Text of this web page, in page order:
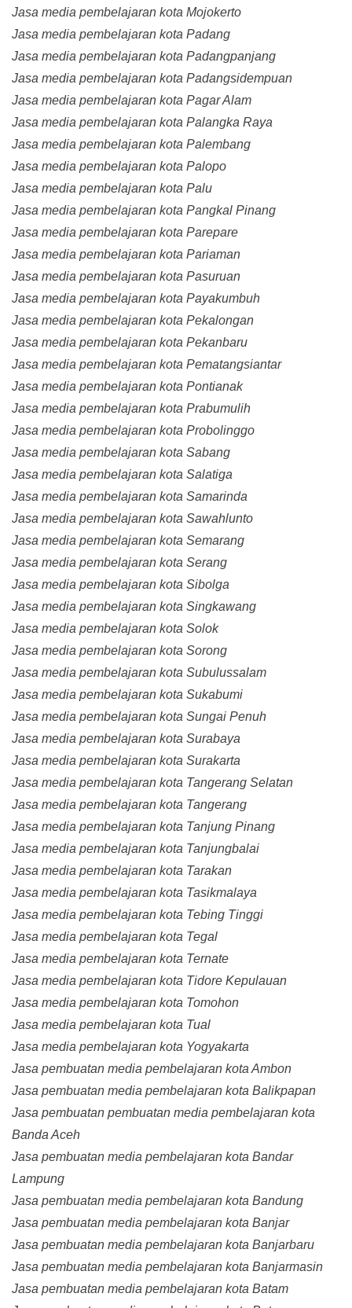
Jasa media pembelajaran kota Mojokerto
Jasa media pembelajaran kota Padang
Jasa media pembelajaran kota Padangpanjang
Jasa media pembelajaran kota Padangsidempuan
Jasa media pembelajaran kota Pagar Alam
Jasa media pembelajaran kota Palangka Raya
Jasa media pembelajaran kota Palembang
Jasa media pembelajaran kota Palopo
Jasa media pembelajaran kota Palu
Jasa media pembelajaran kota Pangkal Pinang
Jasa media pembelajaran kota Parepare
Jasa media pembelajaran kota Pariaman
Jasa media pembelajaran kota Pasuruan
Jasa media pembelajaran kota Payakumbuh
Jasa media pembelajaran kota Pekalongan
Jasa media pembelajaran kota Pekanbaru
Jasa media pembelajaran kota Pematangsiantar
Jasa media pembelajaran kota Pontianak
Jasa media pembelajaran kota Prabumulih
Jasa media pembelajaran kota Probolinggo
Jasa media pembelajaran kota Sabang
Jasa media pembelajaran kota Salatiga
Jasa media pembelajaran kota Samarinda
Jasa media pembelajaran kota Sawahlunto
Jasa media pembelajaran kota Semarang
Jasa media pembelajaran kota Serang
Jasa media pembelajaran kota Sibolga
Jasa media pembelajaran kota Singkawang
Jasa media pembelajaran kota Solok
Jasa media pembelajaran kota Sorong
Jasa media pembelajaran kota Subulussalam
Jasa media pembelajaran kota Sukabumi
Jasa media pembelajaran kota Sungai Penuh
Jasa media pembelajaran kota Surabaya
Jasa media pembelajaran kota Surakarta
Jasa media pembelajaran kota Tangerang Selatan
Jasa media pembelajaran kota Tangerang
Jasa media pembelajaran kota Tanjung Pinang
Jasa media pembelajaran kota Tanjungbalai
Jasa media pembelajaran kota Tarakan
Jasa media pembelajaran kota Tasikmalaya
Jasa media pembelajaran kota Tebing Tinggi
Jasa media pembelajaran kota Tegal
Jasa media pembelajaran kota Ternate
Jasa media pembelajaran kota Tidore Kepulauan
Jasa media pembelajaran kota Tomohon
Jasa media pembelajaran kota Tual
Jasa media pembelajaran kota Yogyakarta
Jasa pembuatan media pembelajaran kota Ambon
Jasa pembuatan media pembelajaran kota Balikpapan
Jasa pembuatan pembuatan media pembelajaran kota
Banda Aceh
Jasa pembuatan media pembelajaran kota Bandar
Lampung
Jasa pembuatan media pembelajaran kota Bandung
Jasa pembuatan media pembelajaran kota Banjar
Jasa pembuatan media pembelajaran kota Banjarbaru
Jasa pembuatan media pembelajaran kota Banjarmasin
Jasa pembuatan media pembelajaran kota Batam